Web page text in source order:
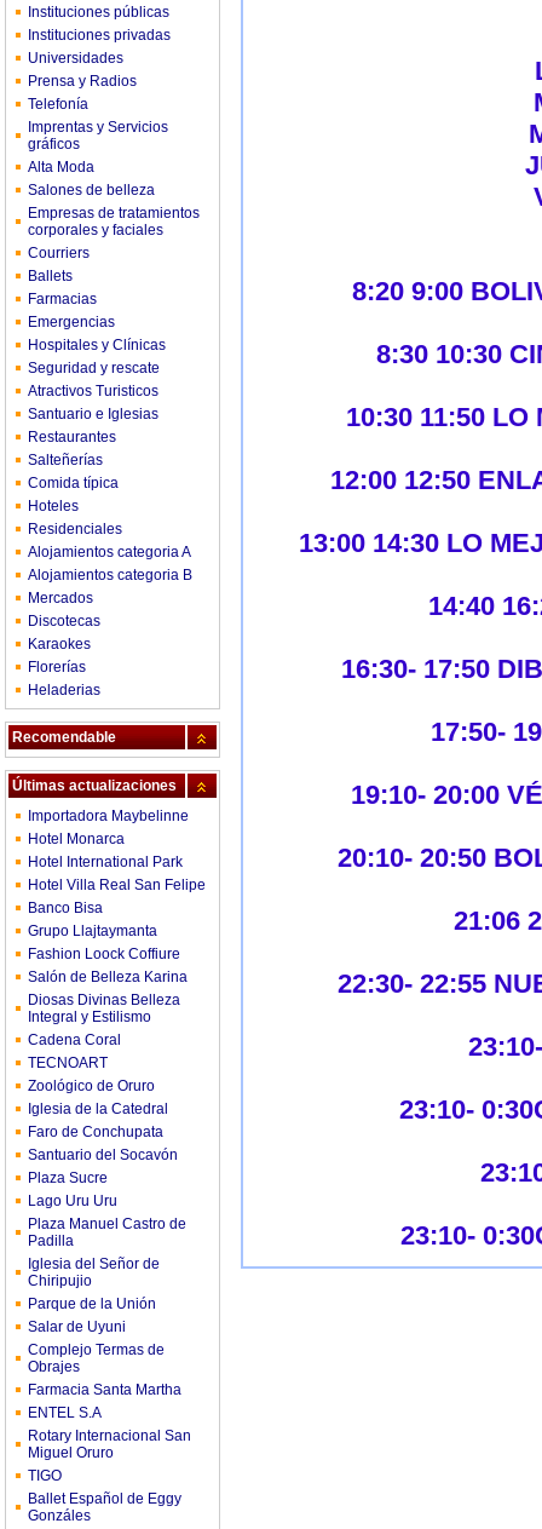
Instituciones públicas
Instituciones privadas
Universidades
Prensa y Radios
Telefonía
Imprentas y Servicios
gráficos
Alta Moda
Salones de belleza
Empresas de tratamientos
corporales y faciales
Courriers
Ballets
Farmacias
Emergencias
Hospitales y Clínicas
Seguridad y rescate
Atractivos Turisticos
Santuario e Iglesias
Restaurantes
Salteñerías
Comida típica
Hoteles
Residenciales
Alojamientos categoria A
Alojamientos categoria B
Mercados
Discotecas
Karaokes
Florerías
Heladerias
Recomendable
Últimas actualizaciones
Importadora Maybelinne
Hotel Monarca
Hotel International Park
Hotel Villa Real San Felipe
Banco Bisa
Grupo Llajtaymanta
Fashion Loock Coffiure
Salón de Belleza Karina
Diosas Divinas Belleza
Integral y Estilismo
Cadena Coral
TECNOART
Zoológico de Oruro
Iglesia de la Catedral
Faro de Conchupata
Santuario del Socavón
Plaza Sucre
Lago Uru Uru
Plaza Manuel Castro de
Padilla
Iglesia del Señor de
Chiripujio
Parque de la Unión
Salar de Uyuni
Complejo Termas de
Obrajes
Farmacia Santa Martha
ENTEL S.A
Rotary Internacional San
Miguel Oruro
TIGO
Ballet Español de Eggy
Gonzáles
LUNES
8:20 9:00
8:30 10:30
10:30 11:50
12:00 12:50
13:00 14:30 LO
14:40
16:30- 17:50
17:50-
19:10- 20:00
20:10- 20:50
21:06
22:30- 22:55
23:10-
23:10-